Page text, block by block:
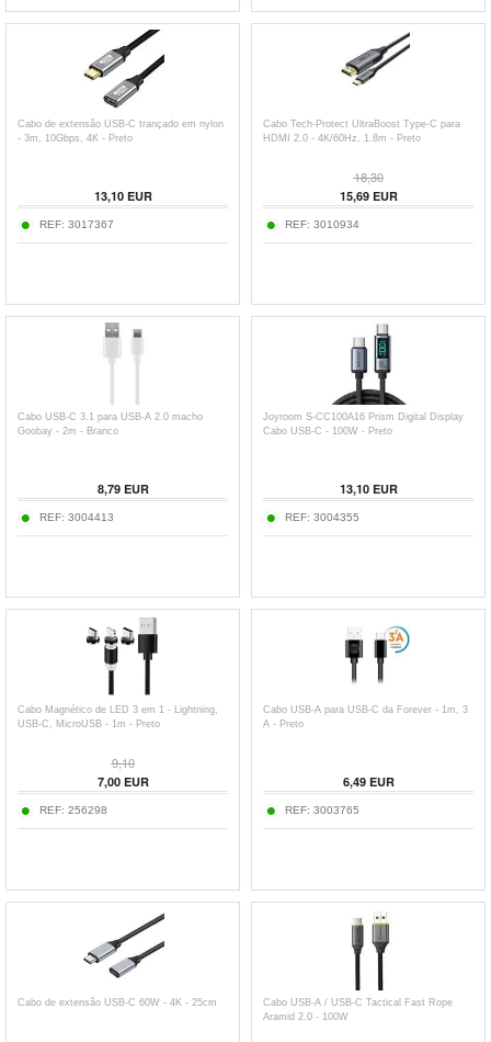
Cabo de extensão USB-C trançado em nylon
- 3m, 10Gbps, 4K - Preto
13,10EUR
REF: 3017367
Cabo Tech-Protect UltraBoost Type-C para
HDMI 2.0 - 4K/60Hz, 1.8m - Preto
18,30
15,69EUR
REF: 3010934
Cabo USB-C 3.1 para USB-A 2.0 macho
Goobay - 2m - Branco
8,79EUR
REF: 3004413
Joyroom S-CC100A16 Prism Digital Display
Cabo USB-C - 100W - Preto
13,10EUR
REF: 3004355
Cabo Magnético de LED 3 em 1 - Lightning,
USB-C, MicroUSB - 1m - Preto
9,10
7,00EUR
REF: 256298
Cabo USB-A para USB-C da Forever - 1m, 3
A - Preto
6,49EUR
REF: 3003765
Cabo de extensão USB-C 60W - 4K - 25cm
Cabo USB-A / USB-C Tactical Fast Rope
Aramid 2.0 - 100W